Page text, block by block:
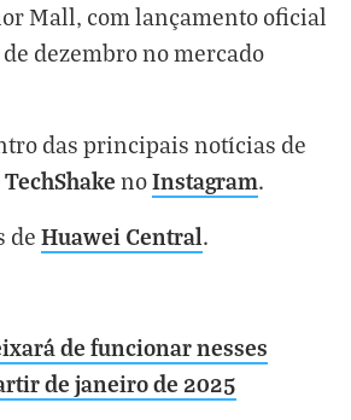
Mall, com lançamento oficial
dezembro no mercado
das principais notícias de
TechShake noInstagram.
de Huawei Central.
de funcionar nesses
de janeiro de 2025